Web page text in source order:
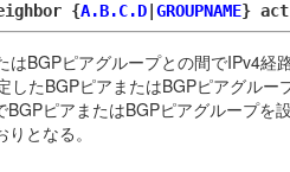
{A.B.C.D GROUPNAME}
はBGPピアグループとの間でIPv4経
したBGPピアまたはBGPピアグル
BGPピアまたはBGPピアグループ
となる。